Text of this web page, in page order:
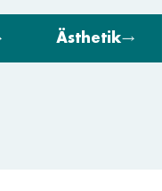
Ästhetik